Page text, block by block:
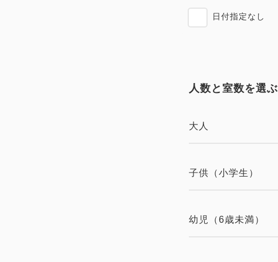
日付指定なし
人数と室数を選ぶ
大人
子供（小学生）
幼児（6歳未満）